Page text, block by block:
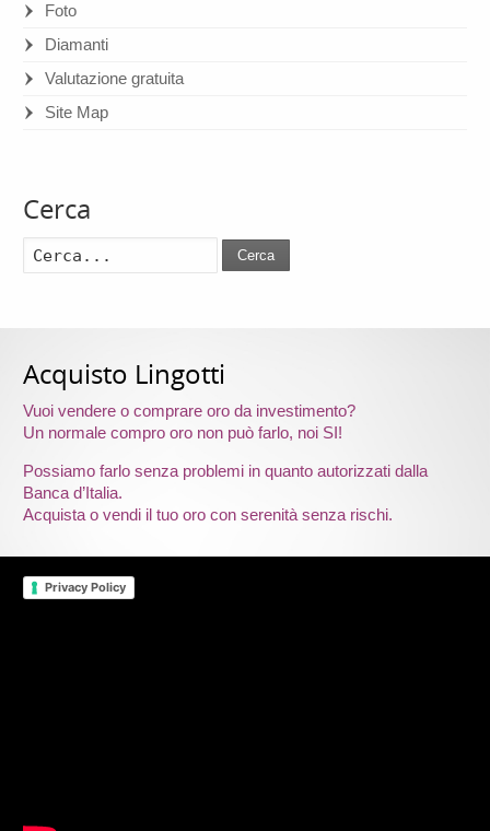
Foto
Diamanti
Valutazione gratuita
Site Map
Cerca
Cerca
Acquisto Lingotti
Vuoi vendere o comprare oro da investimento?
Un normale compro oro non può farlo, noi SI!
Possiamo farlo senza problemi in quanto autorizzati dalla
Banca d’Italia.
Acquista o vendi il tuo oro con serenità senza rischi.
Privacy Policy